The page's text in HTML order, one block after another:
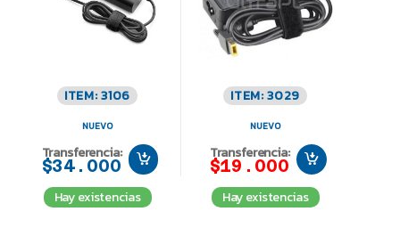
ITEM: 3106
NUEVO
Transferencia:
$34.000
Hay existencias
ITEM: 3029
NUEVO
Transferencia:
$19.000
Hay existencias